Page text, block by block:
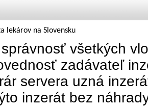
lekárov na Slovensku
všetkých
zadávateľ
servera uzná
inzerát bez